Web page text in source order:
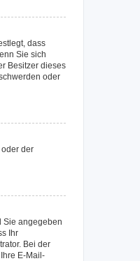
dass
Sie sich
Besitzer dieses
oder
der
Sie angegeben
Ihr
Bei der
E-Mail-